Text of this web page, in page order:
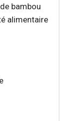
bambou
alimentaire